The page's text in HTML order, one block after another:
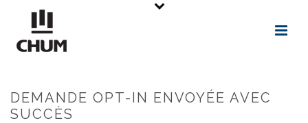
DEMANDE OPT-IN ENVOYÉE AVEC
SUCCÈS